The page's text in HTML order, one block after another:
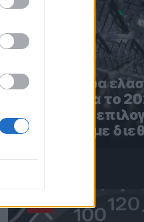
Τα καλύτερα
εποχών για το
καλύτερες
σύμφωνα με
4